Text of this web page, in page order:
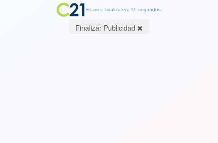
El aviso finaliza en: 18 segundos.
Finalizar Publicidad